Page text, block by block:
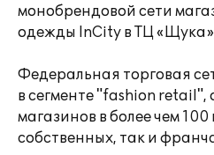
монобрендовой сети
одежды InCity в ТЦ
Федеральная торговая
в сегменте "fashion retail",
магазинов в более чем
собственных, так и